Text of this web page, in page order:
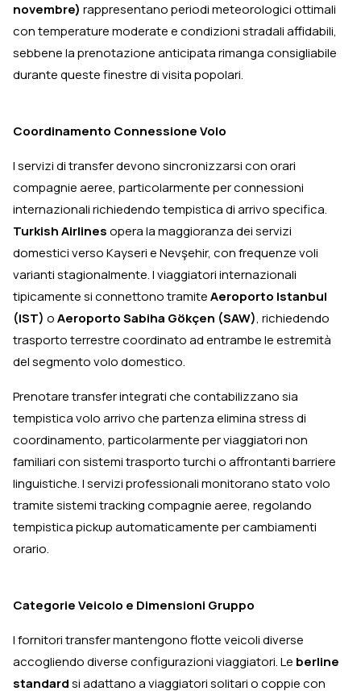
novembre) rappresentano periodi meteorologici ottimali
con temperature moderate e condizioni stradali affidabili,
sebbene la prenotazione anticipata rimanga consigliabile
durante queste finestre di visita popolari.
Coordinamento Connessione Volo
I servizi di transfer devono sincronizzarsi con orari
compagnie aeree, particolarmente per connessioni
internazionali richiedendo tempistica di arrivo specifica.
Turkish Airlinesopera la maggioranza dei servizi
domestici verso Kayseri e Nevşehir, con frequenze voli
varianti stagionalmente. I viaggiatori internazionali
tipicamente si connettono tramiteAeroporto Istanbul
(IST) oAeroporto Sabiha Gökçen (SAW), richiedendo
trasporto terrestre coordinato ad entrambe le estremità
del segmento volo domestico.
Prenotare transfer integrati che contabilizzano sia
tempistica volo arrivo che partenza elimina stress di
coordinamento, particolarmente per viaggiatori non
familiari con sistemi trasporto turchi o affrontanti barriere
linguistiche. I servizi professionali monitorano stato volo
tramite sistemi tracking compagnie aeree, regolando
tempistica pickup automaticamente per cambiamenti
orario.
Categorie Veicolo e Dimensioni Gruppo
I fornitori transfer mantengono flotte veicoli diverse
accogliendo diverse configurazioni viaggiatori. Le berline
standardsi adattano a viaggiatori solitari o coppie con